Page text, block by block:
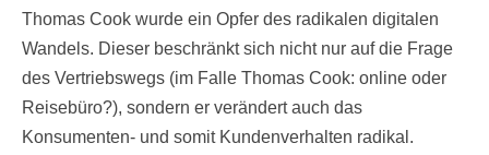
Thomas Cook wurde ein Opfer des radikalen digitalen
Wandels. Dieser beschränkt sich nicht nur auf die Frage
des Vertriebswegs (im Falle Thomas Cook: online oder
Reisebüro?), sondern er verändert auch das
Konsumenten- und somit Kundenverhalten radikal.